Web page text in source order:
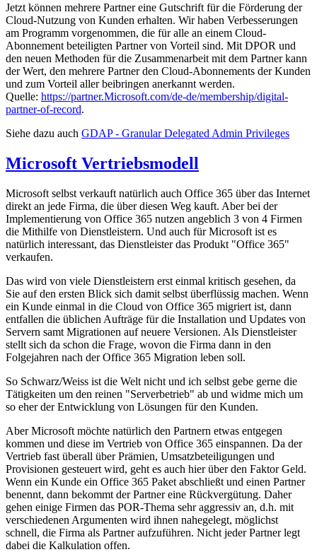
Jetzt können mehrere Partner eine Gutschrift für die Förderung der
Cloud-Nutzung von Kunden erhalten. Wir haben Verbesserungen
am Programm vorgenommen, die für alle an einem Cloud-
Abonnement beteiligten Partner von Vorteil sind. Mit DPOR und
den neuen Methoden für die Zusammenarbeit mit dem Partner kann
der Wert, den mehrere Partner den Cloud-Abonnements der Kunden
und zum Vorteil aller beibringen anerkannt werden.
Quelle: https://partner.Microsoft.com/de-de/membership/digital-
partner-of-record.
Siehe dazu auch GDAP - Granular Delegated Admin Privileges
Microsoft Vertriebsmodell
Microsoft selbst verkauft natürlich auch Office 365 über das Internet
direkt an jede Firma, die über diesen Weg kauft. Aber bei der
Implementierung von Office 365 nutzen angeblich 3 von 4 Firmen
die Mithilfe von Dienstleistern. Und auch für Microsoft ist es
natürlich interessant, das Dienstleister das Produkt "Office 365"
verkaufen.
Das wird von viele Dienstleistern erst einmal kritisch gesehen, da
Sie auf den ersten Blick sich damit selbst überflüssig machen. Wenn
ein Kunde einmal in die Cloud von Office 365 migriert ist, dann
entfallen die üblichen Aufträge für die Installation und Updates von
Servern samt Migrationen auf neuere Versionen. Als Dienstleister
stellt sich da schon die Frage, wovon die Firma dann in den
Folgejahren nach der Office 365 Migration leben soll.
So Schwarz/Weiss ist die Welt nicht und ich selbst gebe gerne die
Tätigkeiten um den reinen "Serverbetrieb" ab und widme mich um
so eher der Entwicklung von Lösungen für den Kunden.
Aber Microsoft möchte natürlich den Partnern etwas entgegen
kommen und diese im Vertrieb von Office 365 einspannen. Da der
Vertrieb fast überall über Prämien, Umsatzbeteiligungen und
Provisionen gesteuert wird, geht es auch hier über den Faktor Geld.
Wenn ein Kunde ein Office 365 Paket abschließt und einen Partner
benennt, dann bekommt der Partner eine Rückvergütung. Daher
gehen einige Firmen das POR-Thema sehr aggressiv an, d.h. mit
verschiedenen Argumenten wird ihnen nahegelegt, möglichst
schnell, die Firma als Partner aufzuführen. Nicht jeder Partner legt
dabei die Kalkulation offen.